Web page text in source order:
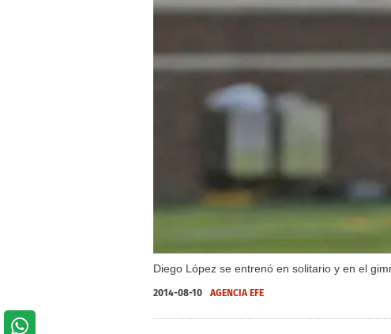
Diego López se entrenó en solitario y en el
2014-08-10 AGENCIA EFE